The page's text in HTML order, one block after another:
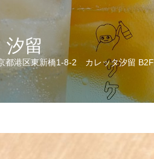
留
都港区東新橋1-8-2 カレッタ汐留 B2F